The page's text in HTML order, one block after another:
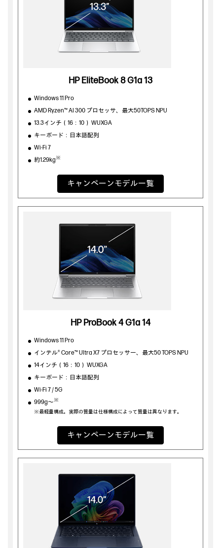
HP EliteBook 8 G1a 13
Windows 11 Pro
AMD Ryzen™ AI 300 プロセッサ、最大50TOPS NPU
13.3インチ（16：10） WUXGA
キーボード：日本語配列
Wi-Fi 7
約1.29kg※
キャンペーンモデル一覧
HP ProBook 4 G1a 14
Windows 11 Pro
インテル® Core™ Ultra X7 プロセッサー、最大50 TOPS NPU
14インチ（16：10） WUXGA
キーボード：日本語配列
Wi-Fi 7 / 5G
999g～※
※最軽量構成。実際の質量は仕様構成によって質量は異なります。
キャンペーンモデル一覧